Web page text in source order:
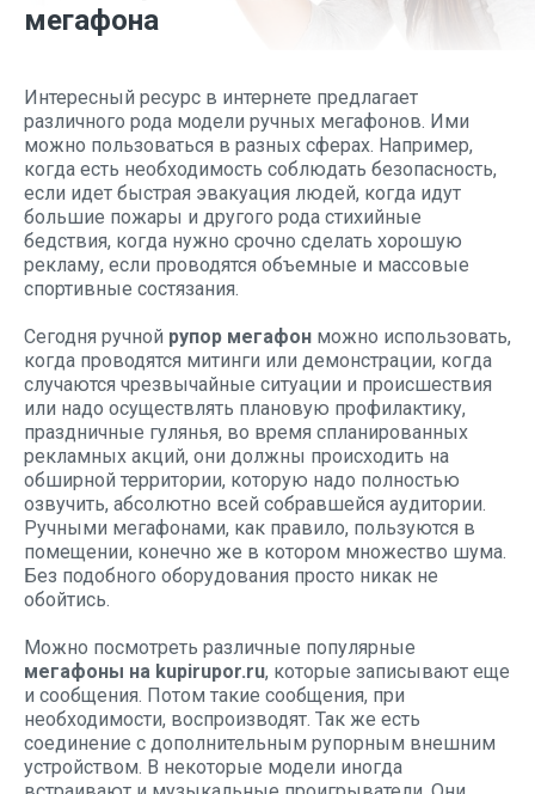
мегафона
Интересный ресурс в интернете предлагает
различного рода модели ручных мегафонов. Ими
можно пользоваться в разных сферах. Например,
когда есть необходимость соблюдать безопасность,
если идет быстрая эвакуация людей, когда идут
большие пожары и другого рода стихийные
бедствия, когда нужно срочно сделать хорошую
рекламу, если проводятся объемные и массовые
спортивные состязания.
Сегодня ручной рупор мегафон можно использовать,
когда проводятся митинги или демонстрации, когда
случаются чрезвычайные ситуации и происшествия
или надо осуществлять плановую профилактику,
праздничные гулянья, во время спланированных
рекламных акций, они должны происходить на
обширной территории, которую надо полностью
озвучить, абсолютно всей собравшейся аудитории.
Ручными мегафонами, как правило, пользуются в
помещении, конечно же в котором множество шума.
Без подобного оборудования просто никак не
обойтись.
Можно посмотреть различные популярные
мегафоны на kupirupor.ru, которые записывают еще
и сообщения. Потом такие сообщения, при
необходимости, воспроизводят. Так же есть
соединение с дополнительным рупорным внешним
устройством. В некоторые модели иногда